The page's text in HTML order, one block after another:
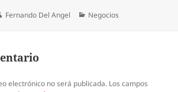
Autor
Fernando Del Angel Categorías
Negocios
electrónico no será publicada. Los campos